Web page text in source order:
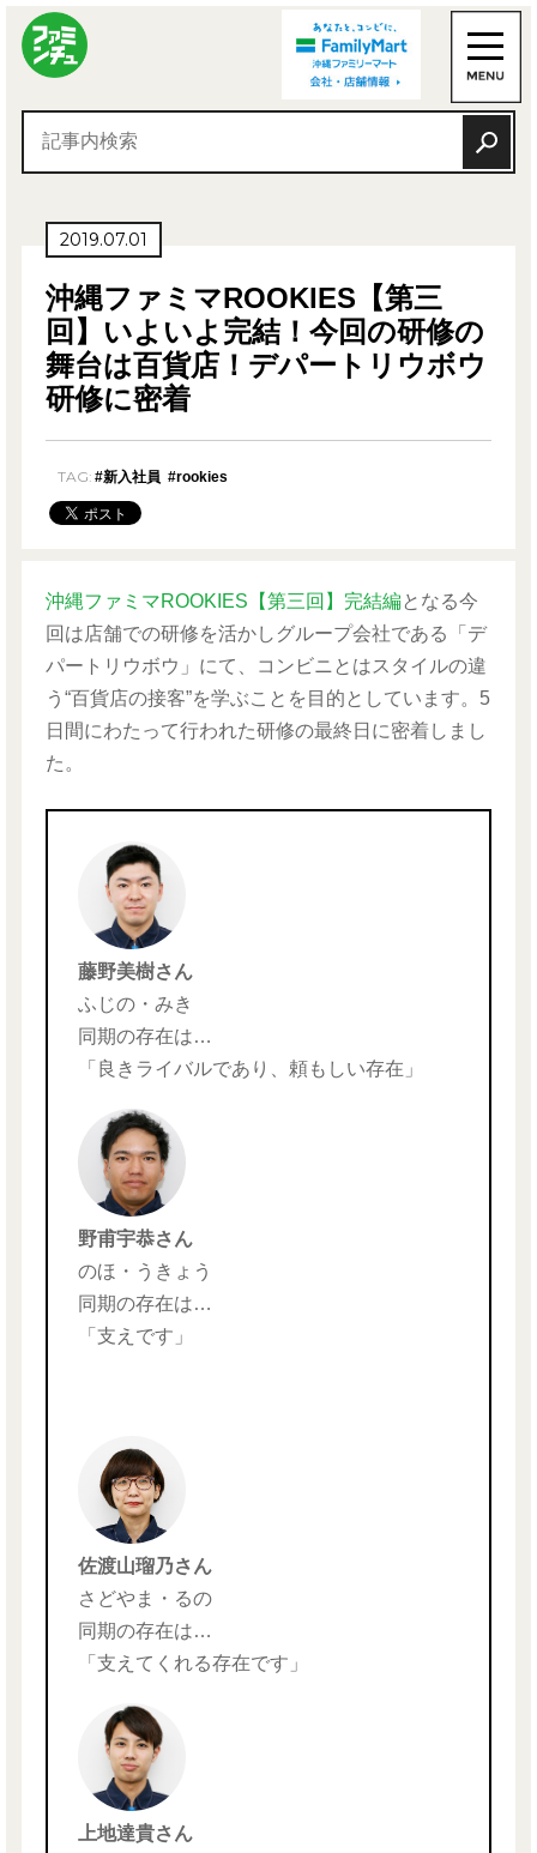
2019.07.01
沖縄ファミマROOKIES【第三
回】いよいよ完結！今回の研修の
舞台は百貨店！デパートリウボウ
研修に密着
TAG: #新入社員 #rookies
沖縄ファミマROOKIES【第三回】完結編となる今
回は店舗での研修を活かしグループ会社である「デ
パートリウボウ」にて、コンビニとはスタイルの違
う“百貨店の接客”を学ぶことを目的としています。5
日間にわたって行われた研修の最終日に密着しまし
た。
藤野美樹さん
ふじの・みき
同期の存在は…
「良きライバルであり、頼もしい存在」
野甫宇恭さん
のほ・うきょう
同期の存在は…
「支えです」
佐渡山瑠乃さん
さどやま・るの
同期の存在は…
「支えてくれる存在です」
上地達貴さん